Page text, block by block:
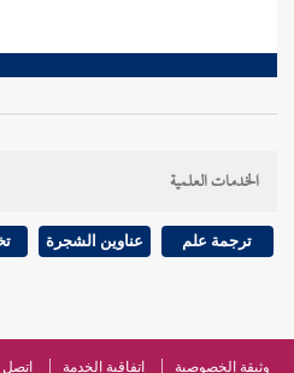
الخدمات العلمية
ترجمة علم عناوين الشجرة
وثيقة الخصوصية اتفاقية الخدمة اتصل